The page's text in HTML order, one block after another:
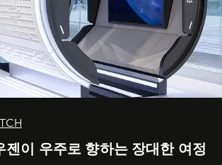
젠이 우주로 향하는 장대한 여정